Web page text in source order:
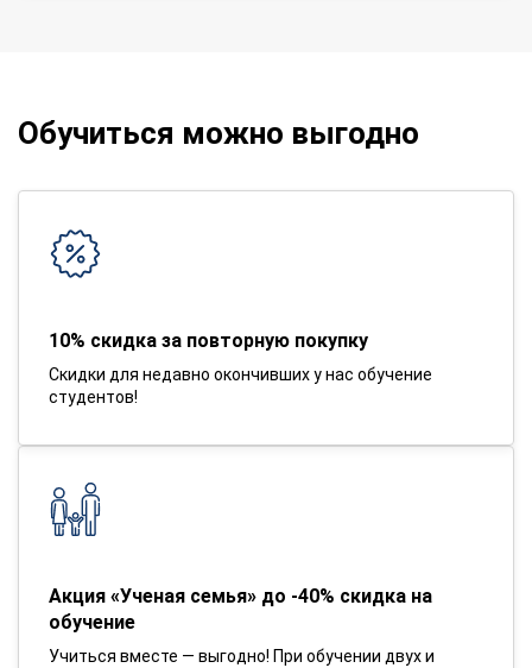
Обучиться можно выгодно
10% скидка за повторную покупку
Скидки для недавно окончивших у нас обучение
студентов!
Акция «Ученая семья» до -40% скидка на
обучение
Учиться вместе — выгодно! При обучении двух и